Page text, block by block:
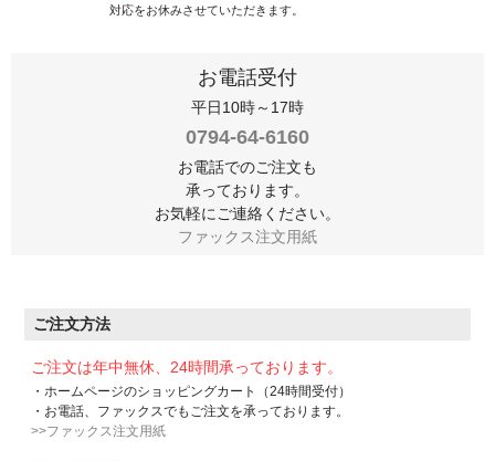
対応をお休みさせていただきます。
お電話受付
平日10時～17時
0794-64-6160
お電話でのご注文も
承っております。
お気軽にご連絡ください。
ファックス注文用紙
ご注文方法
ご注文は年中無休、24時間承っております。
・ホームページのショッピングカート（24時間受付）
・お電話、ファックスでもご注文を承っております。
>>ファックス注文用紙